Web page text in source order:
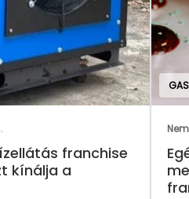
franchise
kínálja a